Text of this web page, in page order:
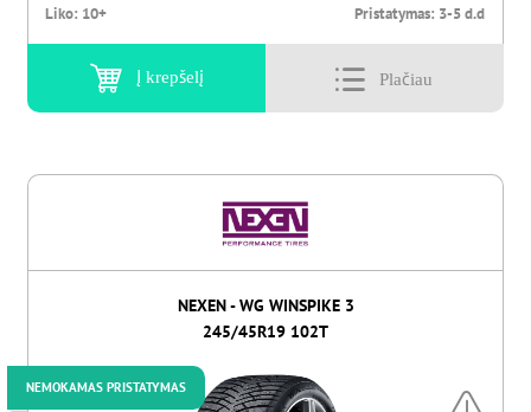
Liko: 10+ Pristatymas: 3-5 d.d
Į krepšelį
NEXEN - WG WINSPIKE 3
245/45R19 102T
NEMOKAMAS PRISTATYMAS